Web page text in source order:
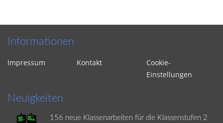
Informationen
Impressum Kontakt
Cookie-
Einstellungen
Neuigkeiten
156 neue Klassenarbeiten für die Klassenstufen 2